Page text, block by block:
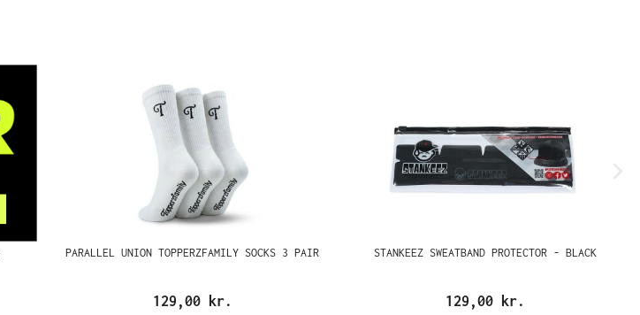
PARALLEL UNION TOPPERZFAMILY SOCKS 3 PAIR
129,00 kr.
STANKEEZ SWEATBAND PROTECTOR - BLACK
129,00 kr.